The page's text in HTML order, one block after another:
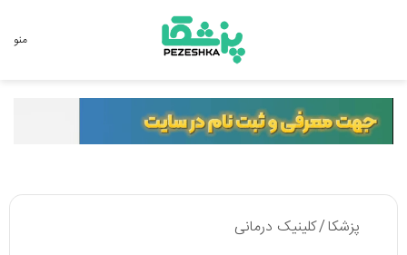
منو
پزشکا/کلینیک درمانی